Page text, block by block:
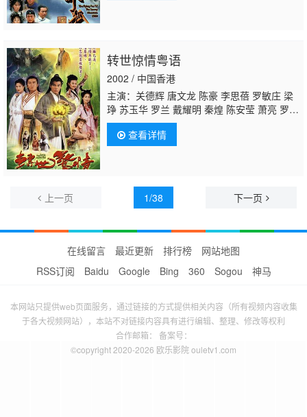
转世惊情粤语
2002 / 中国香港
主演：关德辉 唐文龙 陈豪 李思蓓 罗敏庄 梁
琤 苏玉华 罗兰 戴耀明 秦煌 陈安莹 萧亮 罗君
左 余子明廖启智
莹 刘家辉 鲁振顺 陈玟希 杨嘉诺 陈荣峻 白
茵 梁葆贞 郭德信 曾慧云 华忠男 廖丽丽 谢朗
查看详情
上一页 1/38 下一页
在线留言 最近更新 排行榜
网站地图
RSS订阅
Baidu Google Bing 360 Sogou 神马
本网站只提供web页面服务，通过链接的方式提供相关内容（所有视频内容收集
于各大视频网站），本站不对链接内容具有进行编辑、整理、修改等权利
合作邮箱： 备案号：
©copyright 2020-2026 欧乐影院 ouletv1.com